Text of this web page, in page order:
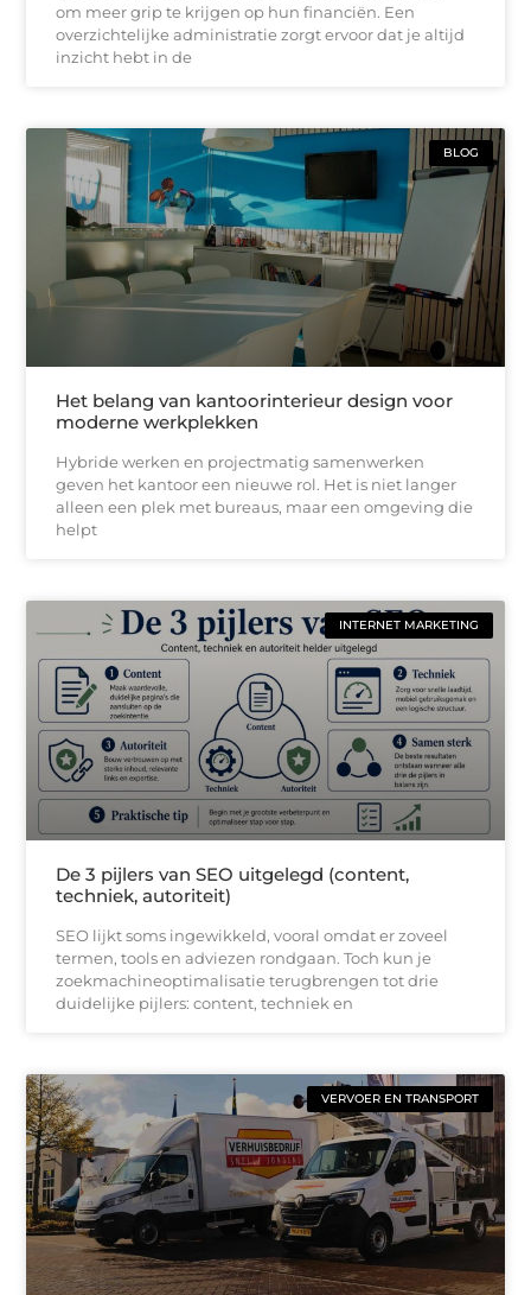
om meer grip te krijgen op hun financiën. Een
overzichtelijke administratie zorgt ervoor dat je altijd
inzicht hebt in de
BLOG
Het belang van kantoorinterieur design voor
moderne werkplekken
Hybride werken en projectmatig samenwerken
geven het kantoor een nieuwe rol. Het is niet langer
alleen een plek met bureaus, maar een omgeving die
helpt
INTERNET MARKETING
De 3 pijlers van SEO uitgelegd (content,
techniek, autoriteit)
SEO lijkt soms ingewikkeld, vooral omdat er zoveel
termen, tools en adviezen rondgaan. Toch kun je
zoekmachineoptimalisatie terugbrengen tot drie
duidelijke pijlers: content, techniek en
VERVOER EN TRANSPORT